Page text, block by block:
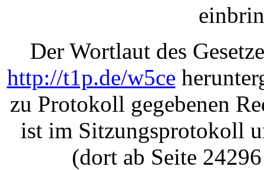
Der Wortlaut des
http://t1p.de/w5ce
zu Protokoll gegebenen
ist im Sitzungsprotokoll
(dort ab Seite